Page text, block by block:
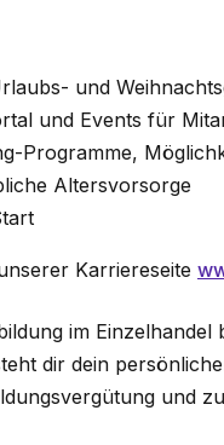
und
und Events für
Programme,
Altersvorsorge
Karriereseite
im
dir dein
und